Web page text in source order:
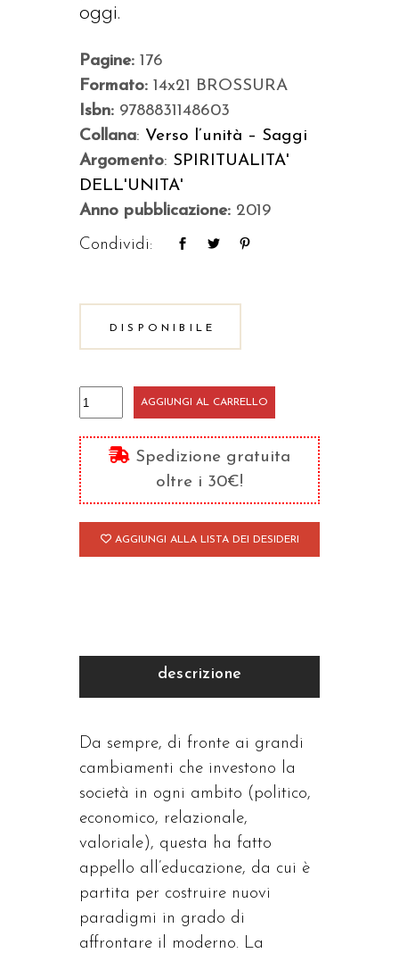
oggi.
Pagine: 176
Formato: 14x21 BROSSURA
Isbn: 9788831148603
Collana: Verso l’unità – Saggi
Argomento: SPIRITUALITA'
DELL'UNITA'
Anno pubblicazione: 2019
Condividi:
DISPONIBILE
Verso
l'uomo
quantità
AGGIUNGI AL CARRELLO
Spedizione gratuita
oltre i 30€!
AGGIUNGI ALLA LISTA DEI DESIDERI
descrizione
Da sempre, di fronte ai grandi
cambiamenti che investono la
società in ogni ambito (politico,
economico, relazionale,
valoriale), questa ha fatto
appello all’educazione, da cui è
partita per costruire nuovi
paradigmi in grado di
affrontare il moderno. La